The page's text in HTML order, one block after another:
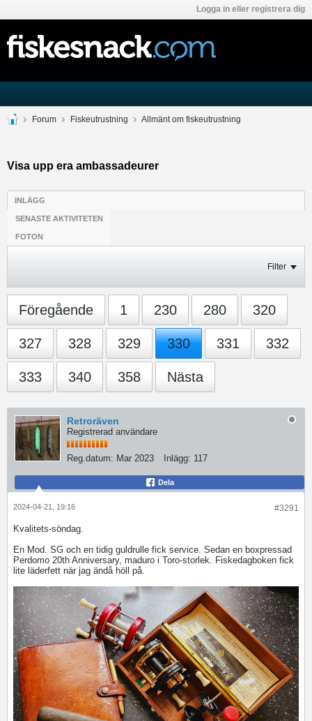
Logga in eller registrera dig
Forum Fiskeutrustning Allmänt om fiskeutrustning
Visa upp era ambassadeurer
INLÄGG
SENASTE AKTIVITETEN
FOTON
Filter
Föregående 1 230 280 320
327 328 329 330 331 332
333 340 358 Nästa
Retroräven
Registrerad användare
Reg.datum: Mar 2023 Inlägg: 117
Dela
#3291
2024-04-21, 19:16
Kvalitets-söndag.
En Mod. SG och en tidig guldrulle fick service. Sedan en boxpressad
Perdomo 20th Anniversary, maduro i Toro-storlek. Fiskedagboken fick
lite läderfett när jag ändå höll på.